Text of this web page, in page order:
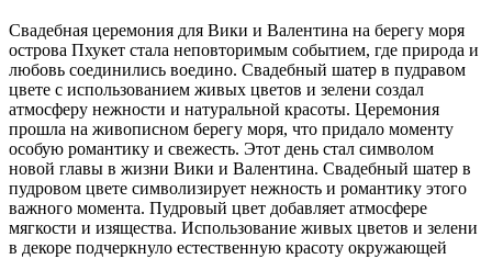
Свадебная церемония для Вики и Валентина на берегу моря
острова Пхукет стала неповторимым событием, где природа и
любовь соединились воедино. Свадебный шатер в пудравом
цвете с использованием живых цветов и зелени создал
атмосферу нежности и натуральной красоты. Церемония
прошла на живописном берегу моря, что придало моменту
особую романтику и свежесть. Этот день стал символом
новой главы в жизни Вики и Валентина. Свадебный шатер в
пудровом цвете символизирует нежность и романтику этого
важного момента. Пудровый цвет добавляет атмосфере
мягкости и изящества. Использование живых цветов и зелени
в декоре подчеркнуло естественную красоту окружающей